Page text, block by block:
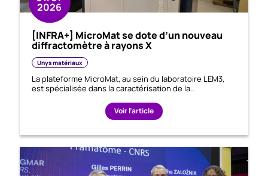
2026
[INFRA+] MicroMat se dote d’un nouveau
diffractomètre à rayons X
Unys matériaux
La plateforme MicroMat, au sein du laboratoire LEM3,
est spécialisée dans la caractérisation de la…
Voir l’article